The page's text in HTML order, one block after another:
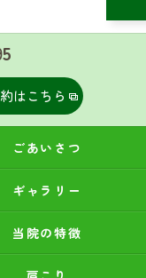
はこちら
ごあいさつ
ギャラリー
当院の特徴